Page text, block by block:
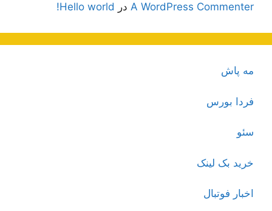
A WordPress Commenter در Hello world!
مه پاش
فردا بورس
سئو
خرید بک لینک
اخبار فوتبال